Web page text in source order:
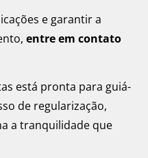
e garantir a
entre em contato
está pronta para guiá-
de regularização,
a tranquilidade que